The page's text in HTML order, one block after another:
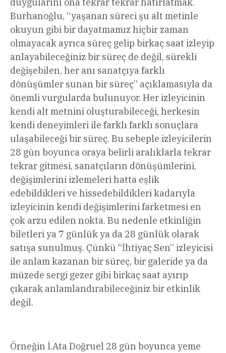
duygularını ona tekrar tekrar hatırlatmak.
Burhanoğlu, “yaşanan süreci şu alt metinle
okuyun gibi bir dayatmamız hiçbir zaman
olmayacak ayrıca süreç gelip birkaç saat izleyip
anlayabileceğiniz bir süreç de değil, sürekli
değişebilen, her anı sanatçıya farklı
dönüşümler sunan bir süreç” açıklamasıyla da
önemli vurgularda bulunuyor. Her izleyicinin
kendi alt metnini oluşturabileceği, herkesin
kendi deneyimleri ile farklı farklı sonuçlara
ulaşabileceği bir süreç. Bu sebeple izleyicilerin
28 gün boyunca oraya belirli aralıklarla tekrar
tekrar gitmesi, sanatçıların dönüşümlerini,
değişimlerini izlemeleri hatta eşlik
edebildikleri ve hissedebildikleri kadarıyla
izleyicinin kendi değişimlerini farketmesi en
çok arzu edilen nokta. Bu nedenle etkinliğin
biletleri ya 7 günlük ya da 28 günlük olarak
satışa sunulmuş. Çünkü “İhtiyaç Sen” izleyicisi
ile anlam kazanan bir süreç, bir galeride ya da
müzede sergi gezer gibi birkaç saat ayırıp
çıkarak anlamlandırabileceğiniz bir etkinlik
değil.
Örneğin İ.Ata Doğruel 28 gün boyunca yeme